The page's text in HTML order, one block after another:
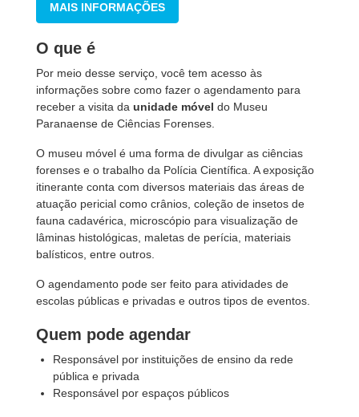
MAIS INFORMAÇÕES
O que é
Por meio desse serviço, você tem acesso às
informações sobre como fazer o agendamento para
receber a visita da unidade móvel do Museu
Paranaense de Ciências Forenses.
O museu móvel é uma forma de divulgar as ciências
forenses e o trabalho da Polícia Científica. A exposição
itinerante conta com diversos materiais das áreas de
atuação pericial como crânios, coleção de insetos de
fauna cadavérica, microscópio para visualização de
lâminas histológicas, maletas de perícia, materiais
balísticos, entre outros.
O agendamento pode ser feito para atividades de
escolas públicas e privadas e outros tipos de eventos.
Quem pode agendar
Responsável por instituições de ensino da rede
pública e privada
Responsável por espaços públicos